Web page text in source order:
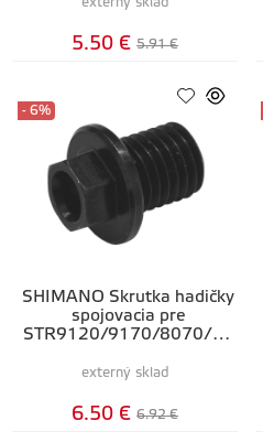
externý sklad
5.50 € 5.91 €
SHIMANO Skrutka hadičky
spojovacia pre
STR9120/9170/8070/80
- 6%
externý sklad
6.50 € 6.92 €